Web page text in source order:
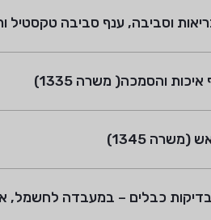
וסביבה, ענף סביבה טקסטיל
והסמכה( משרה 1335)
1345)
כבלים – במעבדה לחשמל,